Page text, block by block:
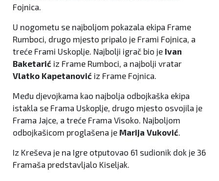
Fojnica.
U nogometu se najboljom pokazala ekipa Frame
Rumboci, drugo mjesto pripalo je Frami Fojnica, a
treće Frami Uskoplje. Najbolji igrač bio je Ivan
Baketarić iz Frame Rumboci, a najbolji vratar
Vlatko Kapetanović iz Frame Fojnica.
Među djevojkama kao najbolja odbojkaška ekipa
istakla se Frama Uskoplje, drugo mjesto osvojila je
Frama Jajce, a treće Frama Visoko. Najboljom
odbojkašicom proglašena je Marija Vuković.
Iz Kreševa je na Igre otputovao 61 sudionik dok je 36
Framaša predstavljalo Kiseljak.